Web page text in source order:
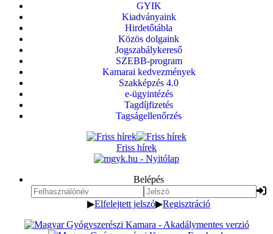
GYIK
Kiadványaink
Hirdetőtábla
Közös dolgaink
Jogszabálykereső
SZEBB-program
Kamarai kedvezmények
Szakképzés 4.0
e-ügyintézés
Tagdíjfizetés
Tagságellenőrzés
Friss hírek
Belépés
▶Elfelejtett jelszó▶Regisztráció